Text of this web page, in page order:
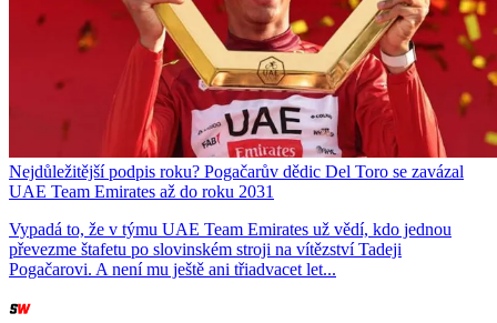
Nejdůležitější podpis roku? Pogačarův dědic Del Toro se zavázal
UAE Team Emirates až do roku 2031
Vypadá to, že v týmu UAE Team Emirates už vědí, kdo jednou
převezme štafetu po slovinském stroji na vítězství Tadeji
Pogačarovi. A není mu ještě ani třiadvacet let...